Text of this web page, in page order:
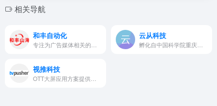
相关导航
和丰自动化 云从科技
视推科技